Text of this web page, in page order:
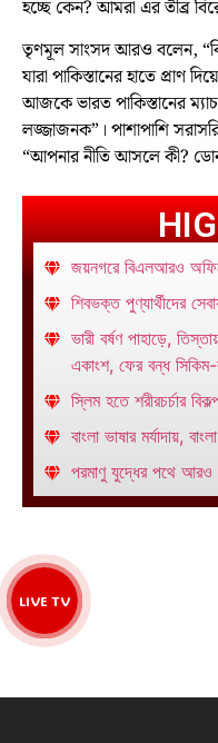
হচ্ছে কেন? আমরা এর তীব্র
তৃণমূল সাংসদ আরও বলেন,
যারা পাকিস্তানের হাতে
আজকে ভারত পাকিস্তানের
লজ্জাজনক”। পাশাপাশি সরাসরি
“আপনার নীতি আসলে কী?
জয়নগরে বিএলআরও
শিবভক্ত পুণ্যার্থীদের
ভারী বর্ষণ পাহাড়ে,
একাংশ, ফের বন্ধ সিকিম-
স্লিম হতে শরীরচর্চার
বাংলা ভাষার মর্যাদায়,
পরমাণু যুদ্ধের পথে
LIVE TV